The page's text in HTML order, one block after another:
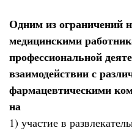
Одним из ограничений
медицинскими
профессиональной
взаимодействии с
фармацевтическими
на
1) участие в